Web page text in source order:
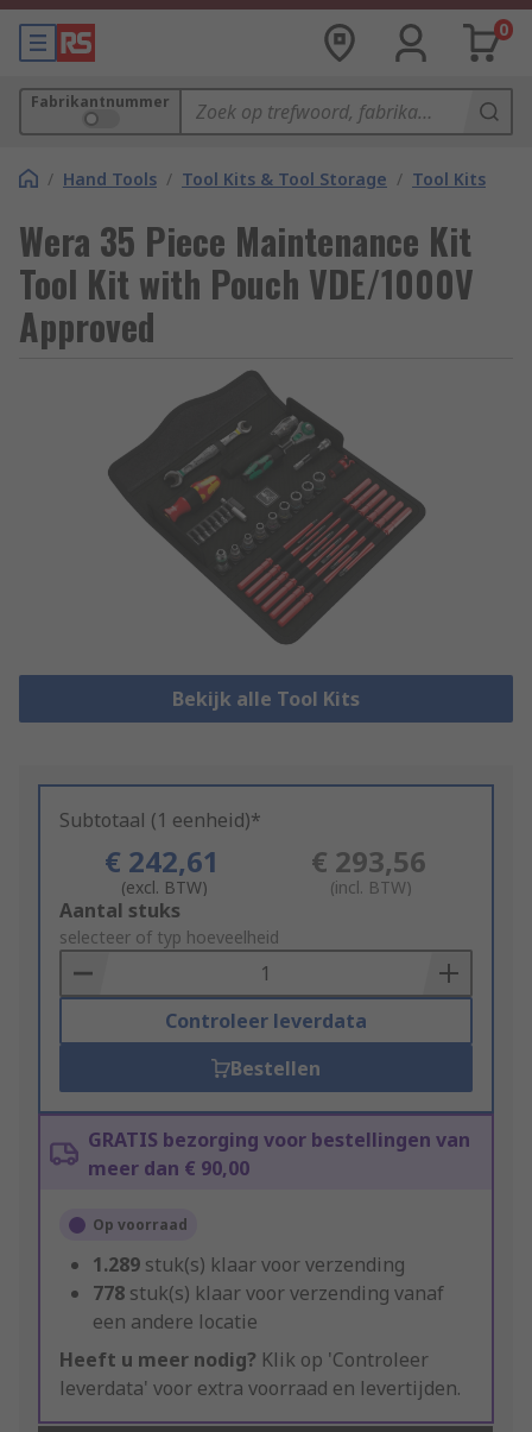
0
Fabrikantnummer
/ Hand Tools / Tool Kits & Tool Storage / Tool Kits
Wera 35 Piece Maintenance Kit
Tool Kit with Pouch VDE/1000V
Approved
Bekijk alle Tool Kits
Subtotaal (1 eenheid)*
€ 242,61
(excl. BTW)
€ 293,56
(incl. BTW)
Add
to
Basket
Aantal stuks
selecteer of typ hoeveelheid
Controleer leverdata
Bestellen
GRATIS bezorging voor bestellingen van
meer dan € 90,00
Op voorraad
1.289 stuk(s) klaar voor verzending
778 stuk(s) klaar voor verzending vanaf
een andere locatie
Heeft u meer nodig? Klik op 'Controleer
leverdata' voor extra voorraad en levertijden.